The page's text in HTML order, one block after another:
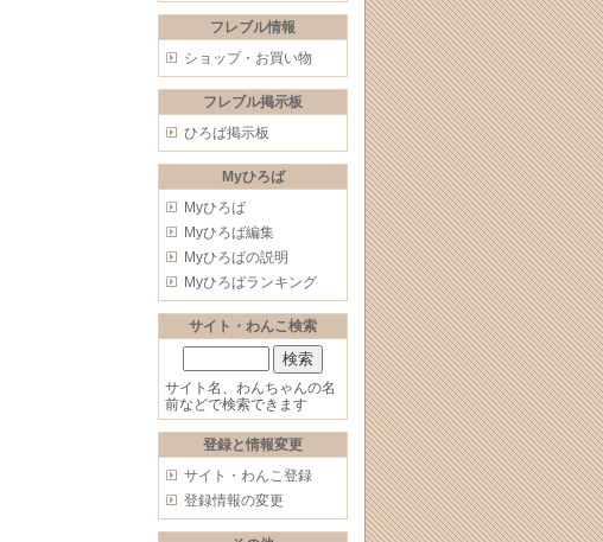
フレブル情報
ショップ・お買い物
フレブル掲示板
ひろば掲示板
Myひろば
Myひろば
Myひろば編集
Myひろばの説明
Myひろばランキング
サイト・わんこ検索
サイト名、わんちゃんの名
前などで検索できます
登録と情報変更
サイト・わんこ登録
登録情報の変更